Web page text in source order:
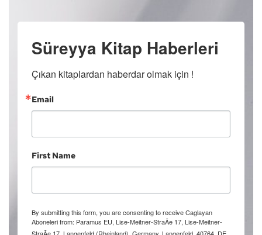
Süreyya Kitap Haberleri
Çıkan kitaplardan haberdar olmak için !
Email
First Name
By submitting this form, you are consenting to receive Caglayan
Aboneleri from: Paramus EU, Lise-Meitner-StraÃe 17, Lise-Meitner-